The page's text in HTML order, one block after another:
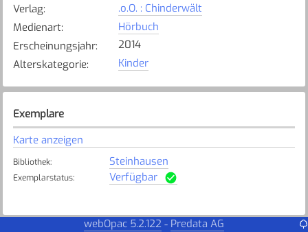
Verlag:
.o.O. : Chinderwält
Medienart:
Hörbuch
Erscheinungsjahr:
2014
Alterskategorie: Kinder
Exemplare
Karte anzeigen
Bibliothek: Steinhausen
Exemplarstatus: Verfügbar
webOpac 5.2.122 - Predata AG